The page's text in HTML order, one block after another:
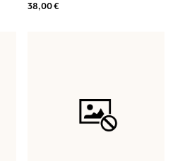
38,00 €